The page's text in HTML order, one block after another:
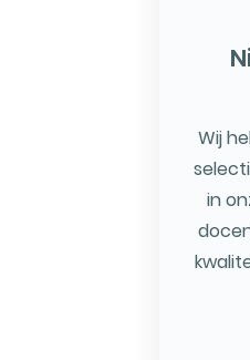
Wij
in